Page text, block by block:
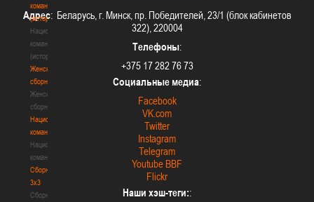
команда
(история)
Национальная
команда
(история)
Женские
сборные
Женские
сборные
Национальная
команда
Национальная
команда
Сборные
3х3
Сборные
Адрес: Беларусь, г. Минск, пр. Победителей, 23/1 (блок кабинетов
322), 220004
Телефоны:
+375 17 282 76 73
Социальные медиа:
Facebook
VK.com
Twitter
Instagram
Telegram
Youtube BBF
Flickr
Наши хэш-теги::